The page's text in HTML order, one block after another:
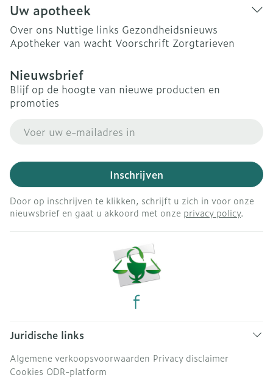
Uw apotheek
Over ons Nuttige links Gezondheidsnieuws
Apotheker van wacht Voorschrift Zorgtarieven
Nieuwsbrief
Blijf op de hoogte van nieuwe producten en
promoties
Inschrijven
Door op inschrijven te klikken, schrijft u zich in voor onze
nieuwsbrief en gaat u akkoord met onze privacy policy.
Juridische links
Algemene verkoopsvoorwaarden Privacy disclaimer
Cookies ODR-platform